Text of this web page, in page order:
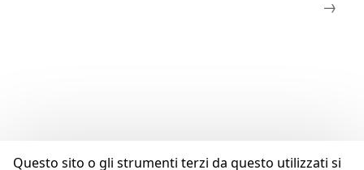
Questo sito o gli strumenti terzi da questo utilizzati si